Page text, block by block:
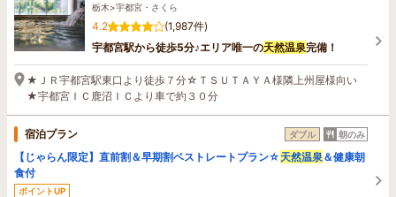
栃木>宇都宮・さくら
4.2
(1,987件)
宇都宮駅から徒歩5分♪エリア唯一の天然温泉完備！
★ＪＲ宇都宮駅東口より徒歩７分☆ＴＳＵＴＡＹＡ様隣上州屋様向い
★宇都宮ＩＣ鹿沼ＩＣより車で約３０分
宿泊プラン ダブル 朝のみ
【じゃらん限定】直前割＆早期割ベストレートプラン☆ 天然温泉 ＆健康朝
食付
ポイントUP